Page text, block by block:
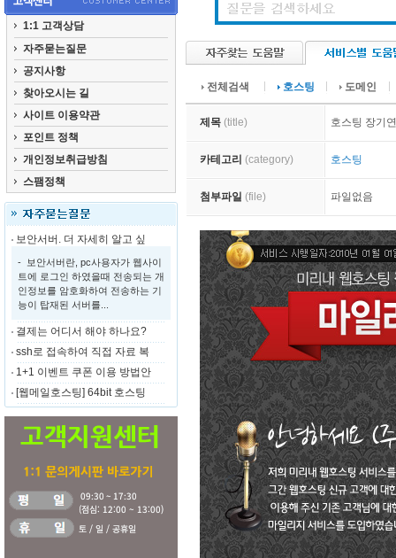
1:1 고객상담
자주묻는질문
공지사항
찾아오시는 길
사이트 이용약관
포인트 정책
개인정보취급방침
스팸정책
보안서버. 더 자세히 알고 싶
- 보안서버란, pc사용자가 웹사이
트에 로그인 하였을때 전송되는 개
인정보를 암호화하여 전송하는 기
능이 탑재된 서버를...
결제는 어디서 해야 하나요?
ssh로 접속하여 직접 자료 복
1+1 이벤트 쿠폰 이용 방법안
[웹메일호스팅] 64bit 호스팅
전체검색 호스팅 도메인
제목 (title) 호스팅 장기
카테고리 (category) 호스팅
첨부파일 (file) 파일없음